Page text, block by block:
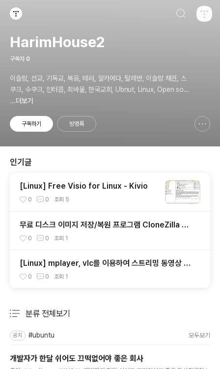
HarimHouse2
구독자 0
이슬람, 선교, 기독교, 복음, 테러, 알카에다, 탈레반, 이슬람 채권, 스
쿠크, 수쿠크, 인터콥, 최바울, 한국교회, Ubnut, Linux, Open sou
rce, Security
...더보기
구독하기 방명록
인기글
[Linux] Free Visio for Linux - Kivio
0 0 조회 5
무료 디스크 이미지 저장/복원 프로그램 CloneZilla Liv
e - 1.소개
0 0 조회 1
[Linux] mplayer, vlc를 이용하여 스트리밍 동영상 다
운받기
0 0 조회 1
분류 전체보기
공지 #ubuntu 모두보기
개발자가 한달 쉬어도 끄떡없어야 좋은 회사